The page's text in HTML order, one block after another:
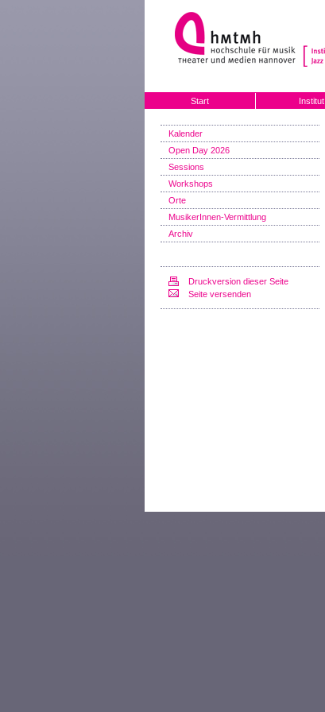
Start Institut
Kalender
Open Day 2026
Sessions
Workshops
Orte
MusikerInnen-Vermittlung
Archiv
Druckversion dieser Seite
Seite versenden